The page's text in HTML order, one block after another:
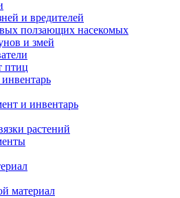
и вредителей
ползающих насекомых
и змей
птиц
и инвентарь
растений
материал